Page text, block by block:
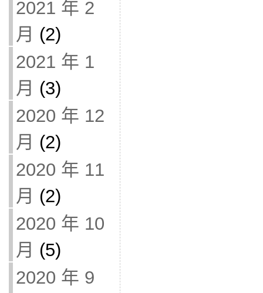
2021 年 2
月 (2)
2021 年 1
月 (3)
2020 年 12
月 (2)
2020 年 11
月 (2)
2020 年 10
月 (5)
2020 年 9